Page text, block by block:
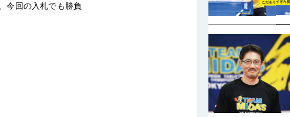
今回の入札でも勝負